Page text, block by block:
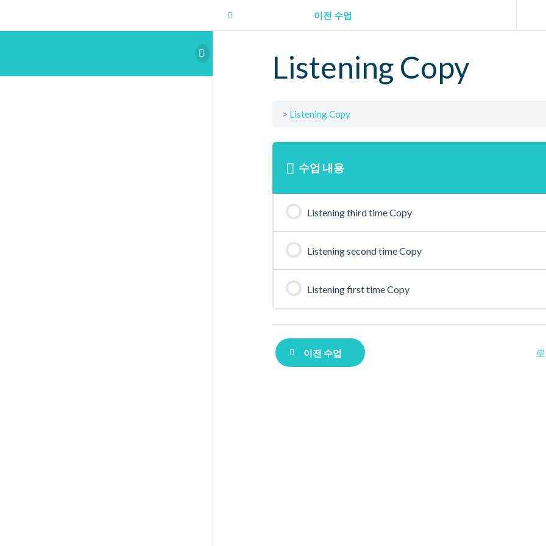
이전 수업
Listening Copy
Listening Copy
수업 내용
Listening third time Copy
Listening second time Copy
Listening first time Copy
이전 수업